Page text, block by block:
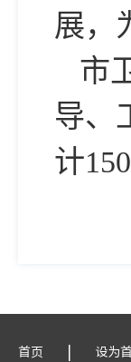
展，
市
导、
计
首页 | 设为